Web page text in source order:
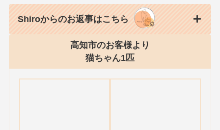
Shiroからのお返事はこちら
高知市のお客様より
猫ちゃん1匹